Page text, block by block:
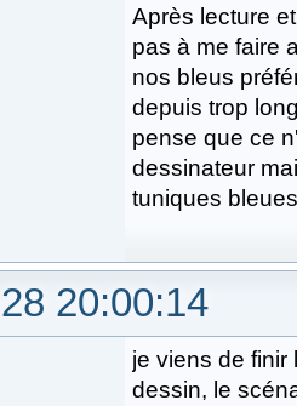
Après lecture
pas à me faire
nos bleus
depuis trop
pense que ce
dessinateur
tuniques
20:00:14
je viens de
dessin, le